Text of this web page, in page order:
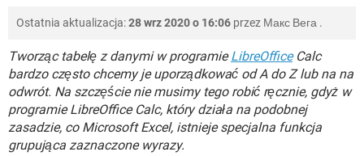
INSTAGRAM FACEBOOK
WINDOWS 10
INSTAGRAM FACEBOOK
WINDOWS 10
COVID-19 TIKTOK
GRY WHATSAPP
SPOTIFY NETFLIX
INSTAGRAM FACEBOOK
WINDOWS 10
COVID-19 TIKTOK
GRY WHATSAPP
SPOTIFY NETFLIX
INSTAGRAM
Ostatnia aktualizacja:28 wrz 2020 o 16:06 przez Макс Вега .
Tworząc tabelę z danymi w programieLibreOfficeCalc
bardzo często chcemy je uporządkować od A do Z lub na na
odwrót. Na szczęście nie musimy tego robić ręcznie, gdyż w
programie LibreOffice Calc, który działa na podobnej
zasadzie, co Microsoft Excel, istnieje specjalna funkcja
grupująca zaznaczone wyrazy.